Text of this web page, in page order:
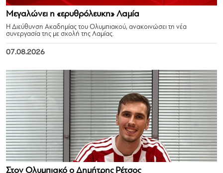
Μεγαλώνει η «ερυθρόλευκη» Λαμία
Η Διεύθυνση Ακαδημίας του Ολυμπιακού, ανακοινώσει τη νέα
συνεργασία της με σχολή της Λαμίας.
07.08.2026
Στον Ολυμπιακό ο Δημήτρης Ρέτσος